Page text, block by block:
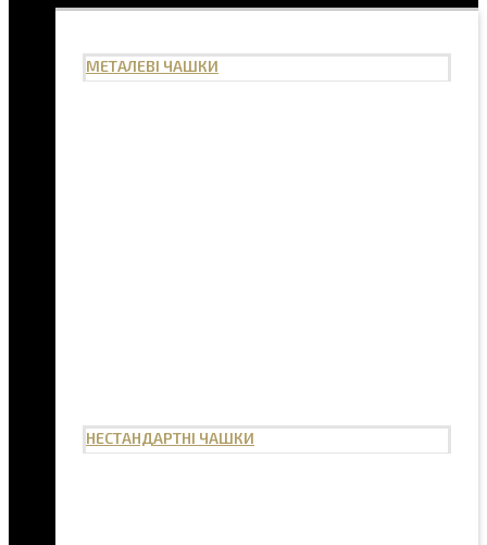
МЕТАЛЕВІ ЧАШКИ
НЕСТАНДАРТНІ ЧАШКИ